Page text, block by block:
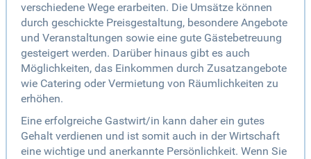
verschiedene Wege erarbeiten. Die Umsätze können
durch geschickte Preisgestaltung, besondere Angebote
und Veranstaltungen sowie eine gute Gästebetreuung
gesteigert werden. Darüber hinaus gibt es auch
Möglichkeiten, das Einkommen durch Zusatzangebote
wie Catering oder Vermietung von Räumlichkeiten zu
erhöhen.
Eine erfolgreiche Gastwirt/in kann daher ein gutes
Gehalt verdienen und ist somit auch in der Wirtschaft
eine wichtige und anerkannte Persönlichkeit. Wenn Sie